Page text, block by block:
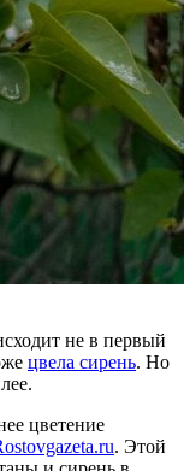
не в первый
цвела сирень. Но
цветение
. Этой